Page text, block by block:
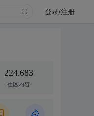
登录/注册
224,683
社区内容